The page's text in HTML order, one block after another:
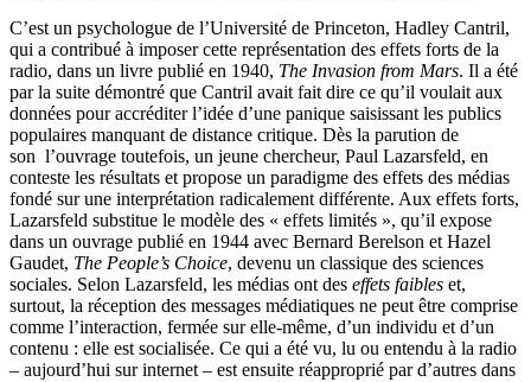
C’est un psychologue de l’Université de Princeton, Hadley Cantril,
qui a contribué à imposer cette représentation des effets forts de la
radio, dans un livre publié en 1940, The Invasion from Mars. Il a été
par la suite démontré que Cantril avait fait dire ce qu’il voulait aux
données pour accréditer l’idée d’une panique saisissant les publics
populaires manquant de distance critique. Dès la parution de
son l’ouvrage toutefois, un jeune chercheur, Paul Lazarsfeld, en
conteste les résultats et propose un paradigme des effets des médias
fondé sur une interprétation radicalement différente. Aux effets forts,
Lazarsfeld substitue le modèle des « effets limités », qu’il expose
dans un ouvrage publié en 1944 avec Bernard Berelson et Hazel
Gaudet, The People’s Choice, devenu un classique des sciences
sociales. Selon Lazarsfeld, les médias ont des effets faibles et,
surtout, la réception des messages médiatiques ne peut être comprise
comme l’interaction, fermée sur elle-même, d’un individu et d’un
contenu : elle est socialisée. Ce qui a été vu, lu ou entendu à la radio
– aujourd’hui sur internet – est ensuite réapproprié par d’autres dans